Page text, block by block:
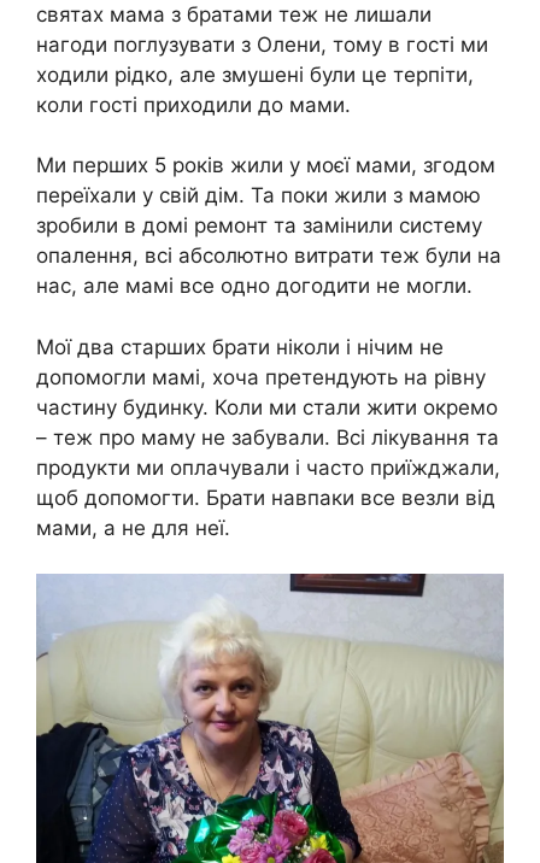
святах мама з братами теж не лишали
нагоди поглузувати з Олени, тому в гості ми
ходили рідко, але змушені були це терпіти,
коли гості приходили до мами.
Ми перших 5 років жили у моєї мами, згодом
переїхали у свій дім. Та поки жили з мамою
зробили в домі ремонт та замінили систему
опалення, всі абсолютно витрати теж були на
нас, але мамі все одно догодити не могли.
Мої два старших брати ніколи і нічим не
допомогли мамі, хоча претендують на рівну
частину будинку. Коли ми стали жити окремо
– теж про маму не забували. Всі лікування та
продукти ми оплачували і часто приїжджали,
щоб допомогти. Брати навпаки все везли від
мами, а не для неї.